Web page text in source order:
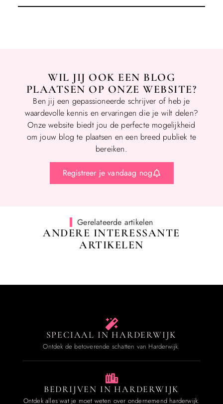
WIL JIJ OOK EEN BLOG
PLAATSEN OP ONZE WEBSITE?
Ben jij een gepassioneerde schrijver of heb je
waardevolle kennis en ervaringen die je wilt delen?
Onze website biedt jou de perfecte mogelijkheid
om jouw blog te plaatsen en een breed publiek te
bereiken.
Registreer je vandaag nog
Gerelateerde artikelen
ANDERE INTERESSANTE
ARTIKELEN
SPECIAAL IN HARDERWIJK
Ontdek de betoverende schatten van Harderwijk.
BEDRIJVEN IN HARDERWIJK
Ontdek alles wat je moet weten over ondernemend harderwijk.